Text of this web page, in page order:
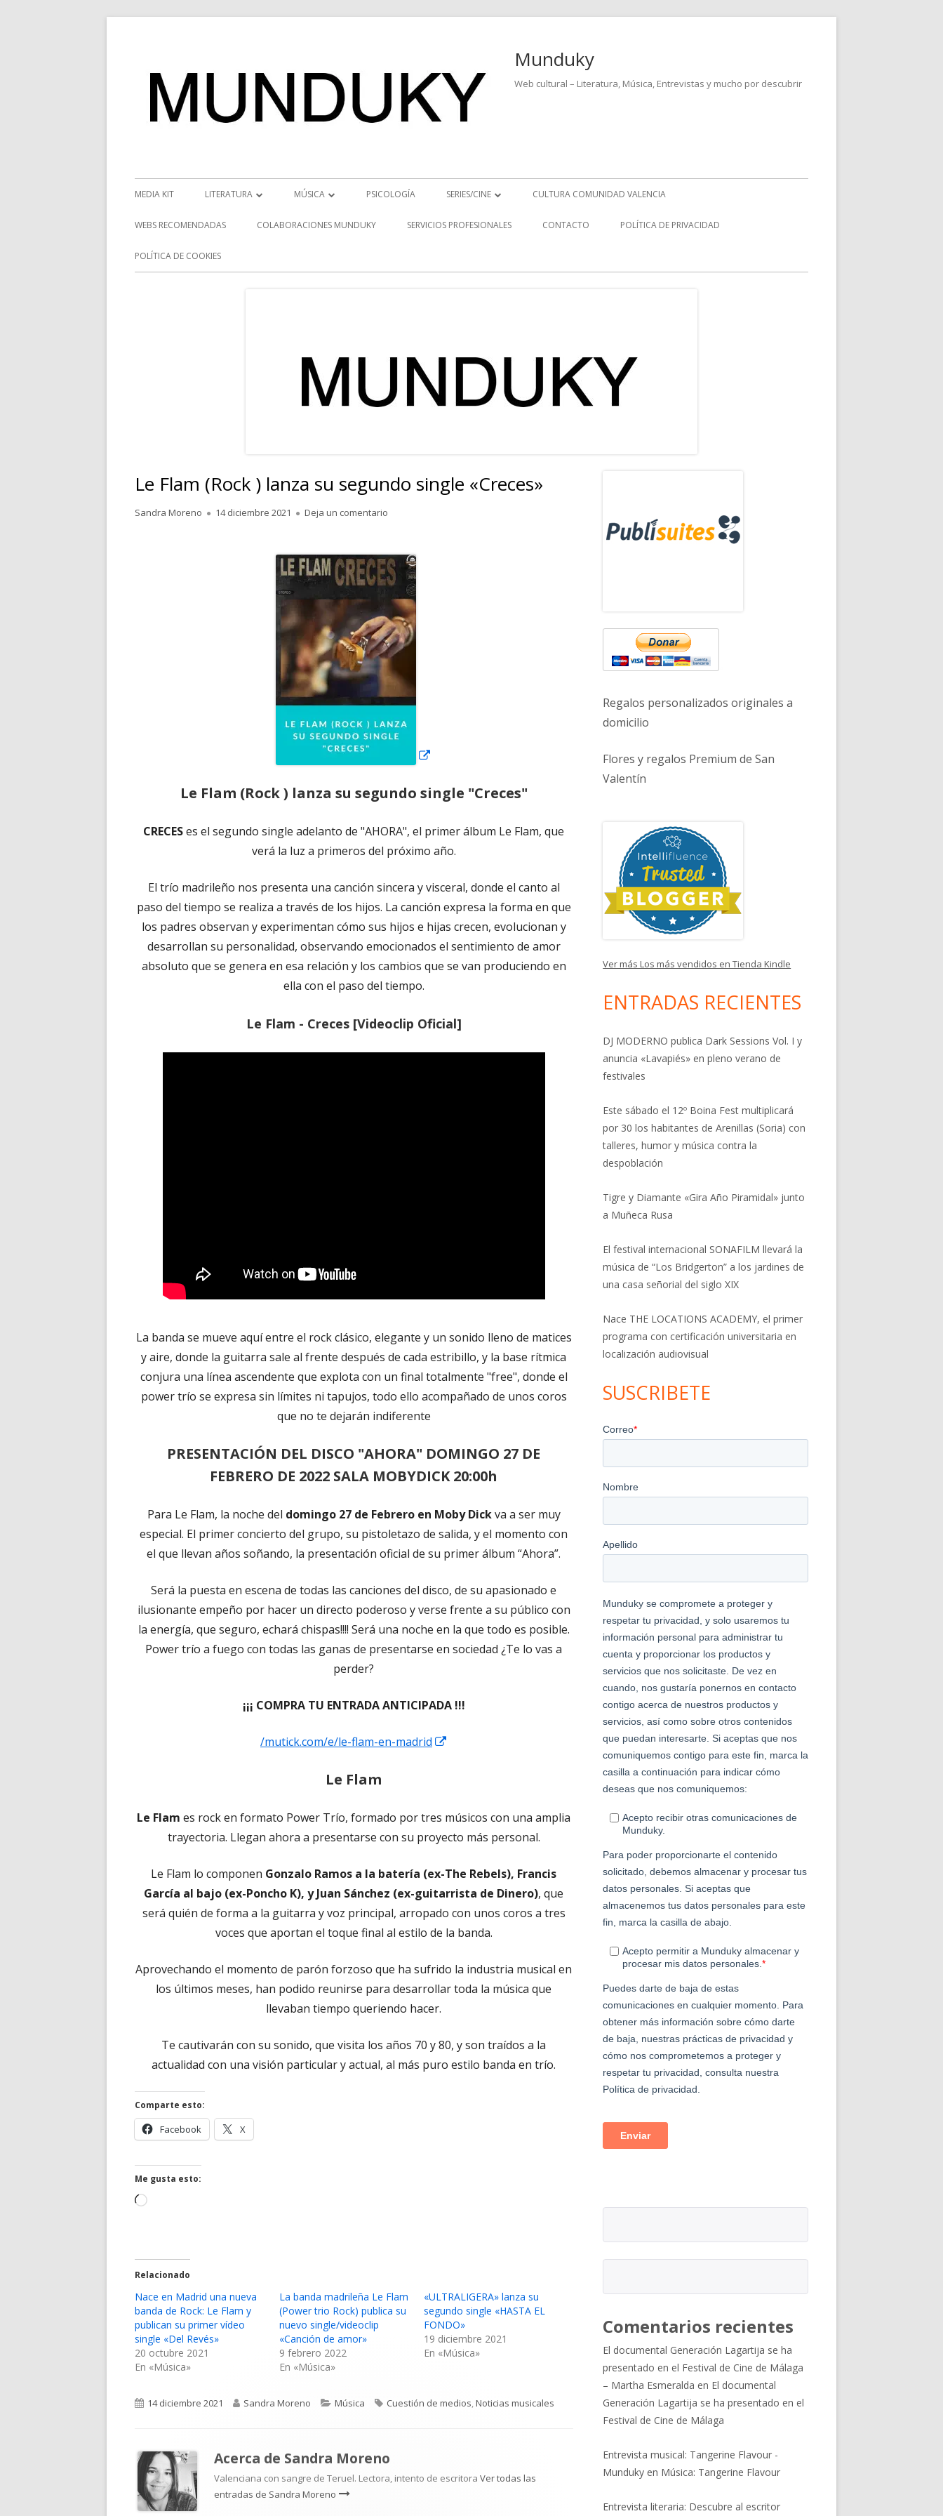
Munduky
Web cultural – Literatura, Música, Entrevistas y mucho por descubrir
Menú
principal
MEDIA KIT LITERATURA
RESEÑAS
NOVEDADES
MÚSICA
NOTICIAS MUSICALES
PSICOLOGÍA SERIES/CINE
SERIES
CULTURA COMUNIDAD VALENCIA
WEBS RECOMENDADAS COLABORACIONES MUNDUKY SERVICIOS PROFESIONALES CONTACTO POLÍTICA DE PRIVACIDAD
POLÍTICA DE COOKIES
Le Flam (Rock ) lanza su segundo single «Creces»
Autor
Sandra Moreno
Publicado
14 diciembre 2021 Deja un comentario
Le Flam (Rock ) lanza su segundo single "Creces"
CRECESes el segundo single adelanto de "AHORA", el primer álbum Le Flam, que
verá la luz a primeros del próximo año.
El trío madrileño nos presenta una canción sincera y visceral, donde el canto al
paso del tiempo se realiza a través de los hijos. La canción expresa la forma en que
los padres observan y experimentan cómo sus hijos e hijas crecen, evolucionan y
desarrollan su personalidad, observando emocionados el sentimiento de amor
absoluto que se genera en esa relación y los cambios que se van produciendo en
ella con el paso del tiempo.
Le Flam - Creces [Videoclip Oficial]
La banda se mueve aquí entre el rock clásico, elegante y un sonido lleno de matices
y aire, donde la guitarra sale al frente después de cada estribillo, y la base rítmica
conjura una línea ascendente que explota con un final totalmente "free", donde el
power trío se expresa sin límites ni tapujos, todo ello acompañado de unos coros
que no te dejarán indiferente
PRESENTACIÓN DEL DISCO "AHORA" DOMINGO 27 DE
FEBRERO DE 2022 SALA MOBYDICK 20:00h
Para Le Flam, la noche del domingo 27 de Febrero en Moby Dickva a ser muy
especial. El primer concierto del grupo, su pistoletazo de salida, y el momento con
el que llevan años soñando, la presentación oficial de su primer álbum “Ahora”.
Será la puesta en escena de todas las canciones del disco, de su apasionado e
ilusionante empeño por hacer un directo poderoso y verse frente a su público con
la energía, que seguro, echará chispas!!!! Será una noche en la que todo es posible.
Power trío a fuego con todas las ganas de presentarse en sociedad ¿Te lo vas a
perder?
¡¡¡ COMPRA TU ENTRADA ANTICIPADA !!!
/mutick.com/e/le-flam-en-madrid
nueva
Le Flam
Le Flam es rock en formato Power Trío, formado por tres músicos con una amplia
trayectoria. Llegan ahora a presentarse con su proyecto más personal.
Le Flam lo componen Gonzalo Ramos a la batería (ex-The Rebels), Francis
García al bajo (ex-Poncho K), y Juan Sánchez (ex-guitarrista de Dinero), que
será quién de forma a la guitarra y voz principal, arropado con unos coros a tres
voces que aportan el toque final al estilo de la banda.
Aprovechando el momento de parón forzoso que ha sufrido la industria musical en
los últimos meses, han podido reunirse para desarrollar toda la música que
llevaban tiempo queriendo hacer.
Te cautivarán con su sonido, que visita los años 70 y 80, y son traídos a la
actualidad con una visión particular y actual, al más puro estilo banda en trío.
Comparte esto:
Facebook
Abrir
en
X
en
Me gusta esto:
Cargando...
Relacionado
Nace en Madrid una nueva
banda de Rock: Le Flam y
publican su primer vídeo
single «Del Revés»
20 octubre 2021
En «Música»
La banda madrileña Le Flam
(Power trio Rock) publica su
nuevo single/videoclip
«Canción de amor»
9 febrero 2022
En «Música»
«ULTRALIGERA» lanza su
segundo single «HASTA EL
FONDO»
19 diciembre 2021
En «Música»
Publicado
14 diciembre 2021 Autor
Sandra Moreno Categorías
Música Etiquetas
Cuestión de medios,Noticias musicales
Acerca de Sandra Moreno
Valenciana con sangre de Teruel. Lectora, intento de escritora Ver todas las
entradas de Sandra Moreno
lateral
principal
Regalos personalizados originales a
domicilio
Flores y regalos Premium de San
Valentín
Ver más Los más vendidos en Tienda Kindle
ENTRADAS RECIENTES
DJ MODERNO publica Dark Sessions Vol. I y
anuncia «Lavapiés» en pleno verano de
festivales
Este sábado el 12º Boina Fest multiplicará
por 30 los habitantes de Arenillas (Soria) con
talleres, humor y música contra la
despoblación
Tigre y Diamante «Gira Año Piramidal» junto
a Muñeca Rusa
El festival internacional SONAFILM llevará la
música de “Los Bridgerton” a los jardines de
una casa señorial del siglo XIX
Nace THE LOCATIONS ACADEMY, el primer
programa con certificación universitaria en
localización audiovisual
SUSCRIBETE
Comentarios recientes
El documental Generación Lagartija se ha
presentado en el Festival de Cine de Málaga
– Martha Esmeralda en El documental
Generación Lagartija se ha presentado en el
Festival de Cine de Málaga
Entrevista musical: Tangerine Flavour -
Munduky en Música: Tangerine Flavour
Entrevista literaria: Descubre al escritor